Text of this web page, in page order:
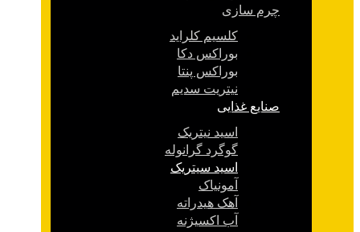
چرم سازی
کلسیم کلراید
بوراکس دکا
بوراکس پنتا
نیتریت سدیم
صنایع غذایی
اسید نیتریک
گوگرد گرانوله
اسید سیتریک
آمونیاک
آهک هیدراته
آب اکسیژنه